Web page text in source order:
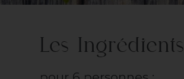
Les Ingrédients